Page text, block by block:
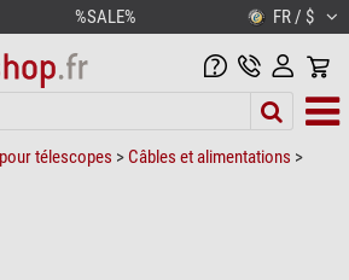
%SALE% FR / $
télescopes > Câbles et alimentations >